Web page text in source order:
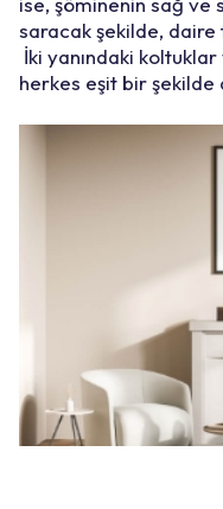
saracak şekilde,
İki yanındaki
herkes eşit bir şekilde